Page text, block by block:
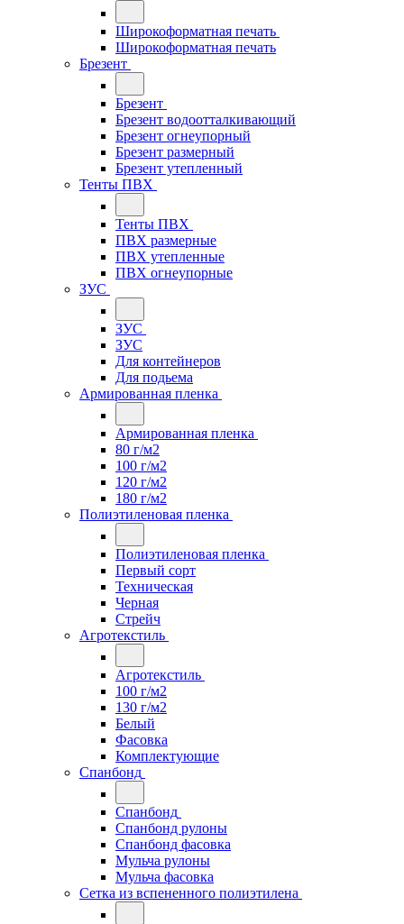
Широкоформатная печать
Широкоформатная печать
Брезент
Брезент
Брезент водоотталкивающий
Брезент огнеупорный
Брезент размерный
Брезент утепленный
Тенты ПВХ
Тенты ПВХ
ПВХ размерные
ПВХ утепленные
ПВХ огнеупорные
ЗУС
ЗУС
ЗУС
Для контейнеров
Для подьема
Армированная пленка
Армированная пленка
80 г/м2
100 г/м2
120 г/м2
180 г/м2
Полиэтиленовая пленка
Полиэтиленовая пленка
Первый сорт
Техническая
Черная
Стрейч
Агротекстиль
Агротекстиль
100 г/м2
130 г/м2
Белый
Фасовка
Комплектующие
Спанбонд
Спанбонд
Спанбонд рулоны
Спанбонд фасовка
Мульча рулоны
Мульча фасовка
Сетка из вспененного полиэтилена